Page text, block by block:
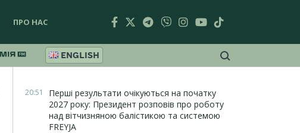
ПРО НАС
ENGLISH
20:51
Перші результати очікуються на початку
2027 року: Президент розповів про роботу
над вітчизняною балістикою та системою
FREYJA